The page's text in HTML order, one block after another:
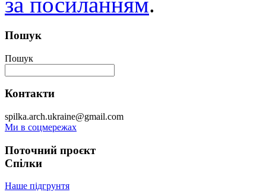
Пошук
Пошук
Контакти
spilka.arch.ukraine@gmail.com
Ми в соцмережах
Поточний проєкт
Спілки
Наше підгрунтя